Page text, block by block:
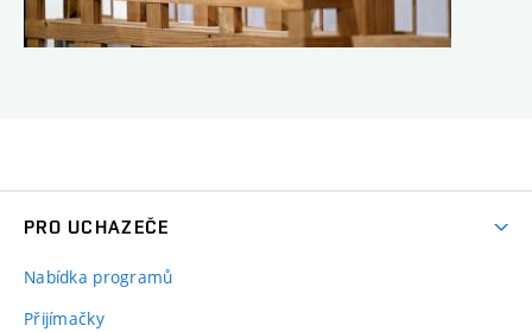
PRO UCHAZEČE
Nabídka programů
Přijímačky